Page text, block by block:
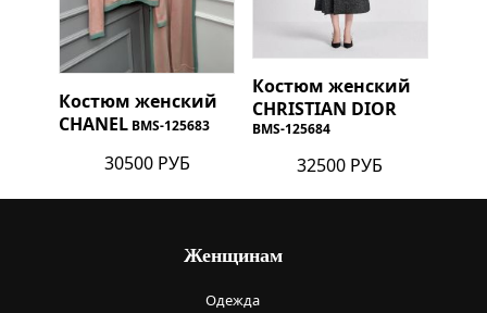
Костюм женский
CHANEL BMS-125683
30500 РУБ
Костюм женский
CHRISTIAN DIOR
BMS-125684
32500 РУБ
Женщинам
Одежда